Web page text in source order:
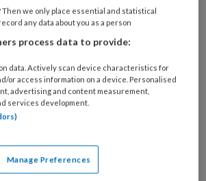
per week de
nieuwsbrief
Kinderopvang
we only place essential and statistical
any data about you as a person
process data to provide:
data. Actively scan device characteristics for
or access information on a device. Personalised
advertising and content measurement,
services development.
Manage Preferences